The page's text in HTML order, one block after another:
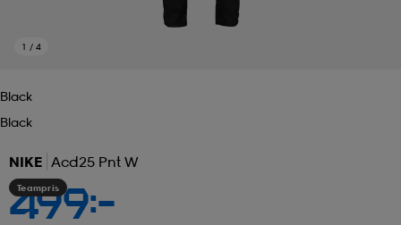
1 / 4
Black
Black
NIKE Acd25 Pnt W
Teampris
499:-